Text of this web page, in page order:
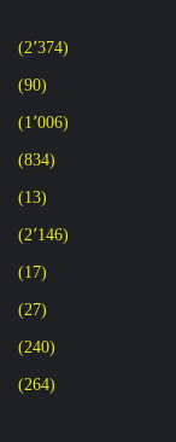
(2٬374)
(90)
(1٬006)
(834)
(13)
(2٬146)
(17)
(27)
(240)
(264)